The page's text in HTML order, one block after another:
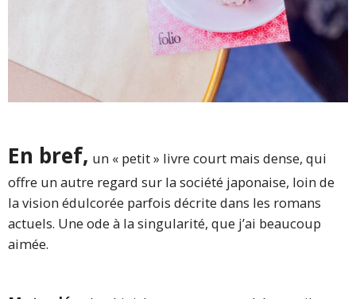
En bref, un « petit » livre court mais dense, qui
offre un autre regard sur la société japonaise, loin de
la vision édulcorée parfois décrite dans les romans
actuels. Une ode à la singularité, que j’ai beaucoup
aimée.